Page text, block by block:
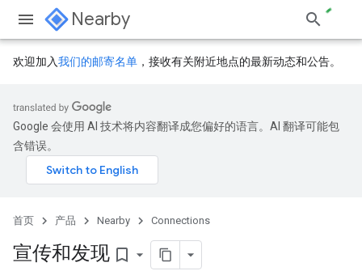
Nearby
欢迎加入我们的邮寄名单 ，接收有关附近地点的最新动态和公告。
Google 会使用 AI 技术将内容翻译成您偏好的语言。AI 翻译可能包
含错误。
首页 产品 Nearby Connections
宣传和发现 bookmark_border